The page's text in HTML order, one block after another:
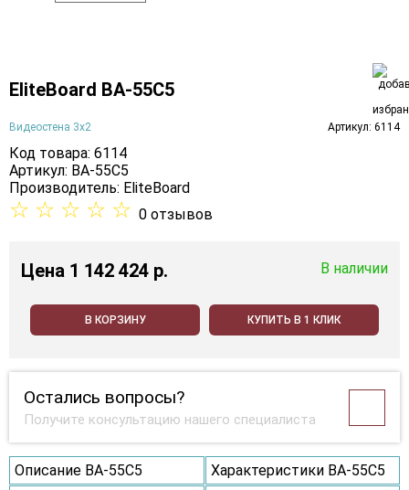
EliteBoard BA-55C5
Видеостена 3х2 Артикул: 6114
Код товара: 6114
Артикул: BA-55C5
Производитель: EliteBoard
☆ ☆ ☆ ☆ ☆ 0 отзывов
Цена 1 142 424 p. В наличии
В КОРЗИНУ КУПИТЬ В 1 КЛИК
Остались вопросы?
Получите консультацию нашего специалиста
Описание BA-55C5
Характеристики BA-55C5